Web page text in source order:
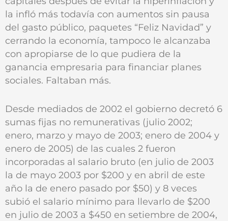
la infló más todavía con aumentos sin pausa
del gasto público, paquetes “Feliz Navidad” y
cerrando la economía, tampoco le alcanzaba
con apropiarse de lo que pudiera de la
ganancia empresaria para financiar planes
sociales. Faltaban más.
Desde mediados de 2002 el gobierno decretó 6
sumas fijas no remunerativas (julio 2002;
enero, marzo y mayo de 2003; enero de 2004 y
enero de 2005) de las cuales 2 fueron
incorporadas al salario bruto (en julio de 2003
la de mayo 2003 por $200 y en abril de este
año la de enero pasado por $50) y 8 veces
subió el salario mínimo para llevarlo de $200
en julio de 2003 a $450 en setiembre de 2004,